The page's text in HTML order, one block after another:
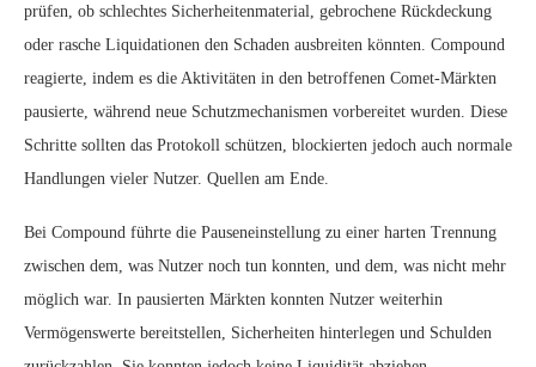
prüfen, ob schlechtes Sicherheitenmaterial, gebrochene Rückdeckung
oder rasche Liquidationen den Schaden ausbreiten könnten. Compound
reagierte, indem es die Aktivitäten in den betroffenen Comet‑Märkten
pausierte, während neue Schutzmechanismen vorbereitet wurden. Diese
Schritte sollten das Protokoll schützen, blockierten jedoch auch normale
Handlungen vieler Nutzer. Quellen am Ende.
Bei Compound führte die Pauseneinstellung zu einer harten Trennung
zwischen dem, was Nutzer noch tun konnten, und dem, was nicht mehr
möglich war. In pausierten Märkten konnten Nutzer weiterhin
Vermögenswerte bereitstellen, Sicherheiten hinterlegen und Schulden